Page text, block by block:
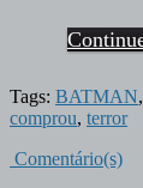
Tags: BATMAN,
comprou, terror
Comentário(s)